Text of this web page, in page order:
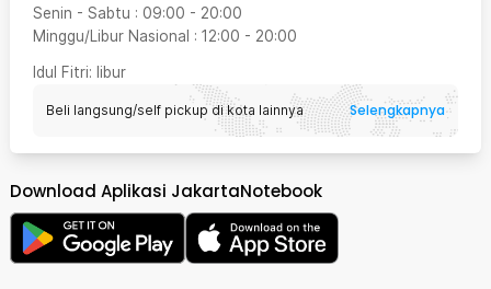
Senin - Sabtu : 09:00 - 20:00
Minggu/Libur Nasional : 12:00 - 20:00
Idul Fitri: libur
Beli langsung/self pickup di kota lainnya Selengkapnya
Download Aplikasi JakartaNotebook